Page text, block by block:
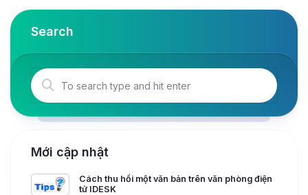
Search
Mới cập nhật
Cách thu hồi một văn bản trên văn phòng điện
tử IDESK